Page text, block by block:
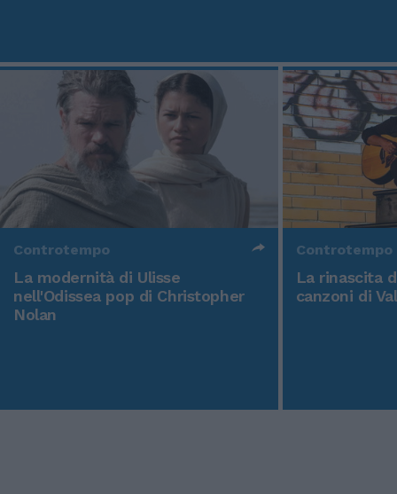
Controtempo
La modernità di Ulisse
nell'Odissea pop di Christopher
Nolan
Controtempo
La rinascita
canzoni di